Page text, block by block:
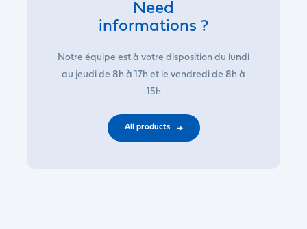
Need
informations ?
Notre équipe est à votre disposition du lundi
au jeudi de 8h à 17h et le vendredi de 8h à
15h
All products